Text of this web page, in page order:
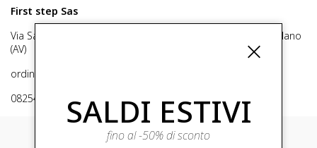
First step Sas
Via San Michele 16, Mirabella Eclano (Av) 83036 Mirabella Eclano
(AV)
ordini@fashionscoppettuolo.it
0825449414 SALDI ESTIVI
fino al -50% di sconto